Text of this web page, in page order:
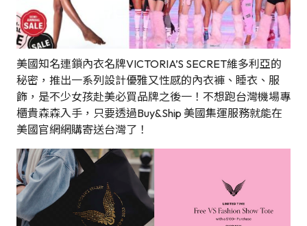
美國知名連鎖內衣名牌VICTORIA’S SECRET維多利亞的
秘密，推出一系列設計優雅又性感的內衣褲、睡衣、服
飾，是不少女孩赴美必買品牌之後一！不想跑台灣機場專
櫃貴森森入手，只要透過Buy&Ship 美國集運服務就能在
美國官網網購寄送台灣了！